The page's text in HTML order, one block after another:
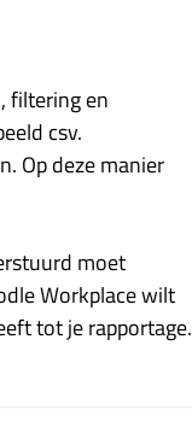
filtering en
csv.
Op deze manier
moet
Workplace wilt
tot je rapportage.